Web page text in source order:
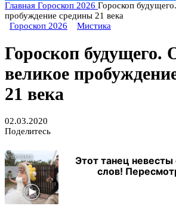
Главная Гороскоп 2026 Гороскоп
пробуждение средины 21 века
Гороскоп 2026
Мистика
Гороскоп будущего.
великое
21 века
02.03.2020
Поделитесь
Этот танец невесты
слов!